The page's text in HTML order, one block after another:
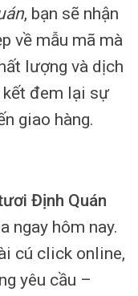
, bạn sẽ nhận
về mẫu mã mà
lượng và dịch
kết đem lại sự
giao hàng.
Định Quán
ngay hôm nay.
cú click online,
yêu cầu –